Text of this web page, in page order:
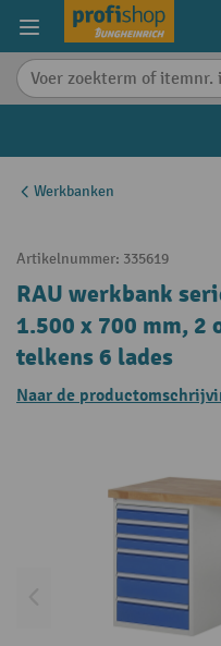
content
Werkbanken
Artikelnummer: 335619
RAU werkbank
1.500 x 700 mm, 2
telkens 6 lades
Naar de